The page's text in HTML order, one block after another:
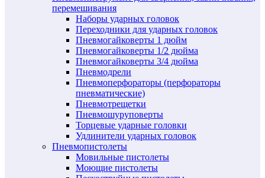
перемешивания
Наборы ударных головок
Переходники для ударных головок
Пневмогайковерты 1 дюйм
Пневмогайковерты 1/2 дюйма
Пневмогайковерты 3/4 дюйма
Пневмодрели
Пневмоперфораторы (перфораторы
пневматические)
Пневмотрещетки
Пневмошуруповерты
Торцевые ударные головки
Удлинители ударных головок
Пневмопистолеты
Мовильные пистолеты
Моющие пистолеты